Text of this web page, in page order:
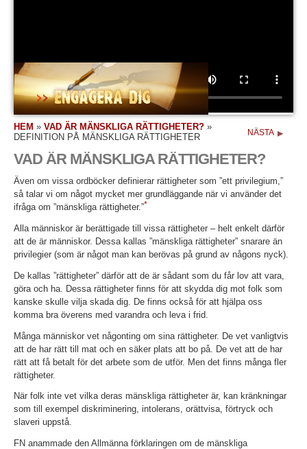
HEM » VAD ÄR MÄNSKLIGA RÄTTIGHETER? »
DEFINITION PÅ MÄNSKLIGA RÄTTIGHETER
NÄSTA
VAD ÄR MÄNSKLIGA RÄTTIGHETER?
Även om vissa ordböcker definierar rättigheter som ”ett privilegium,”
så talar vi om något mycket mer grundläggande när vi använder det
ifråga om ”mänskliga rättigheter.”*
Alla människor är berättigade till vissa rättigheter – helt enkelt därför
att de är människor. Dessa kallas ”mänskliga rättigheter” snarare än
privilegier (som är något man kan berövas på grund av någons nyck).
De kallas ”rättigheter” därför att de är sådant som du får lov att vara,
göra och ha. Dessa rättigheter finns för att skydda dig mot folk som
kanske skulle vilja skada dig. De finns också för att hjälpa oss
komma bra överens med varandra och leva i frid.
Många människor vet någonting om sina rättigheter. De vet vanligtvis
att de har rätt till mat och en säker plats att bo på. De vet att de har
rätt att få betalt för det arbete som de utför. Men det finns många fler
rättigheter.
När folk inte vet vilka deras mänskliga rättigheter är, kan kränkningar
som till exempel diskriminering, intolerans, orättvisa, förtryck och
slaveri uppstå.
FN anammade den Allmänna förklaringen om de mänskliga